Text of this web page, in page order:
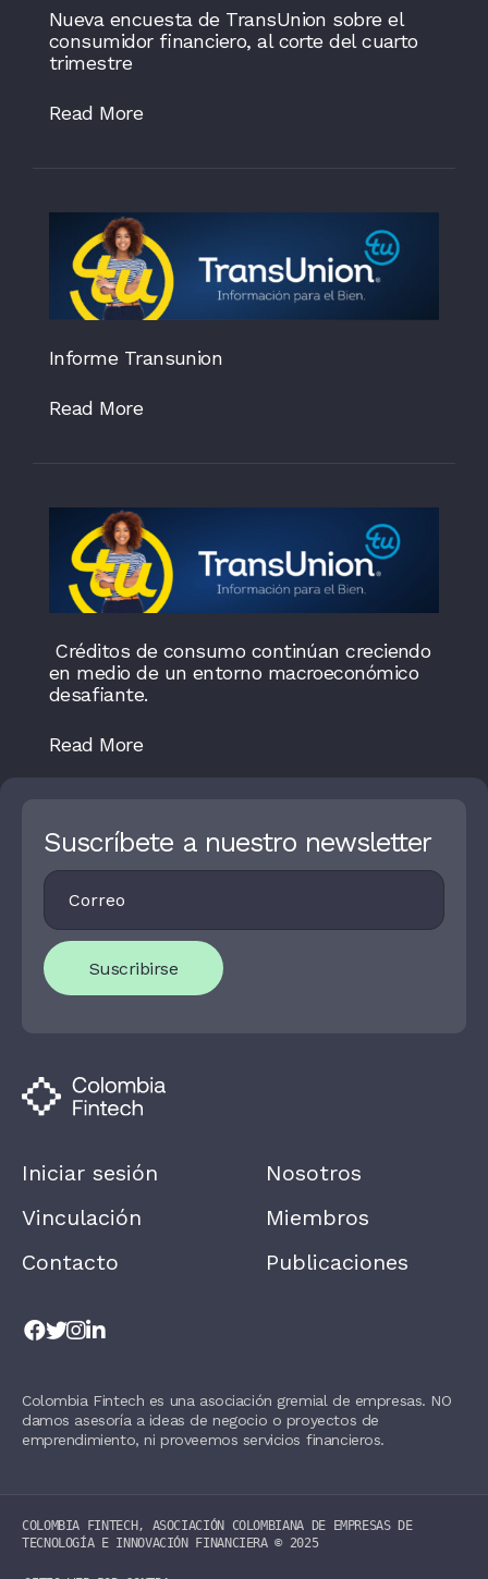
Nueva encuesta de TransUnion sobre el
consumidor financiero, al corte del cuarto
trimestre
Read More
Informe Transunion
Read More
Créditos de consumo continúan creciendo
en medio de un entorno macroeconómico
desafiante.
Read More
Suscríbete a nuestro newsletter
Footer
Newsletter
Suscribirse
I
O
U
A
R
N
,
V
H
S
L
A
N
K
Iniciar sesión
Vinculación
Contacto
Nosotros
Miembros
Publicaciones
Colombia Fintech es una asociación gremial de empresas. NO
damos asesoría a ideas de negocio o proyectos de
emprendimiento, ni proveemos servicios financieros.
COLOMBIA FINTECH, ASOCIACIÓN COLOMBIANA DE EMPRESAS DE
TECNOLOGÍA E INNOVACIÓN FINANCIERA ©️ 2025